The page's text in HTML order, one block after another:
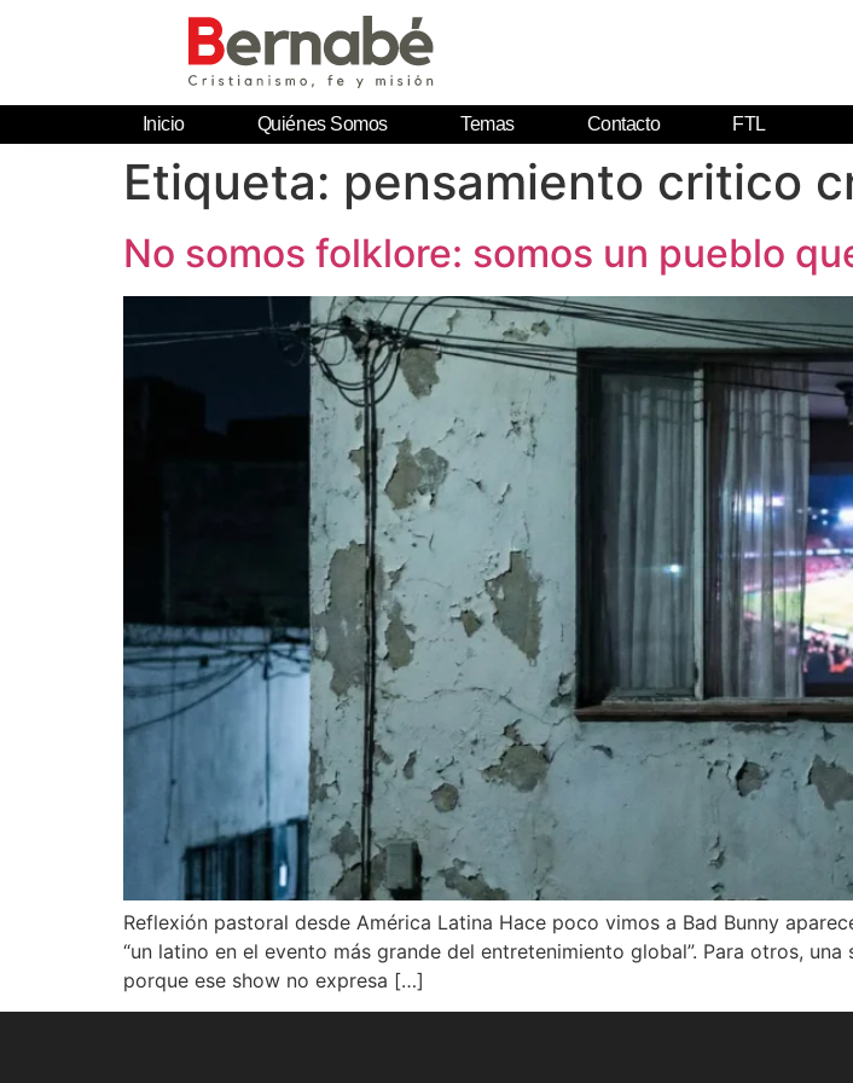
Inicio Quiénes Somos Temas Contacto FTL
Etiqueta: pensamiento critico
No somos folklore: somos un pueblo
Reflexión pastoral desde América Latina Hace poco vimos a Bad Bunny
“un latino en el evento más grande del entretenimiento global”. Para otros,
porque ese show no expresa […]